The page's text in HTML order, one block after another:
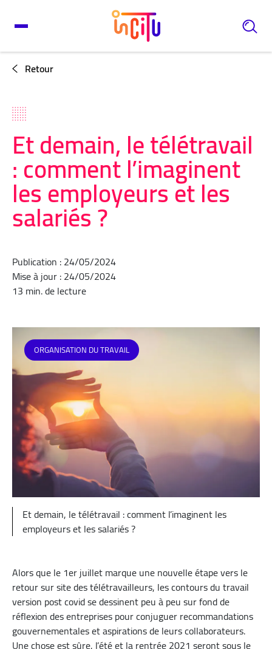
Retour
Et demain, le télétravail
: comment l’imaginent
les employeurs et les
salariés ?
Publication : 24/05/2024
Mise à jour : 24/05/2024
13 min. de lecture
ORGANISATION DU TRAVAIL
Et demain, le télétravail : comment l’imaginent les
employeurs et les salariés ?
Alors que le 1er juillet marque une nouvelle étape vers le
retour sur site des télétravailleurs, les contours du travail
version post covid se dessinent peu à peu sur fond de
réflexion des entreprises pour conjuguer recommandations
gouvernementales et aspirations de leurs collaborateurs.
Une chose est sûre, l’été et la rentrée 2021 seront sous le